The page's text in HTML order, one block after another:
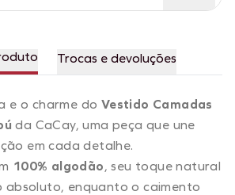
Trocas e devoluções
e o charme do Vestido Camadas
da CaCay, uma peça que une
em cada detalhe.
100% algodão, seu toque natural
enquanto o caimento